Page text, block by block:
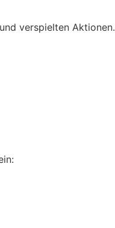
verspielten Aktionen.